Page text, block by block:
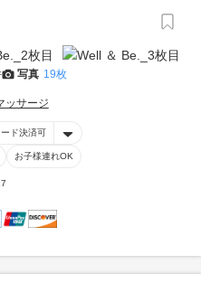
写真 19枚
ッサージ
ド決済可
お子様連れOK